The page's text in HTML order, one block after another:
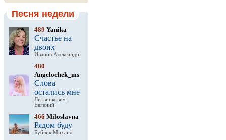
Песня недели
489 Yanika
Счастье на
двоих
Иванов Александр
480
Angelochek_ms
Слова
остались мне
Литвинкович
Евгений
466 Miloslavna
Рядом буду
Бублик Михаил